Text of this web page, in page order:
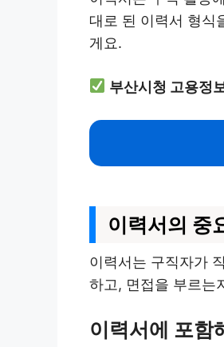
대로 된 이력서 형식
게요.
부산시청 고용정
이력서의 중
이력서는 구직자가
하고, 면접을 부르는
이력서에 포함